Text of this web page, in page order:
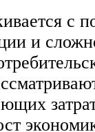
с
и